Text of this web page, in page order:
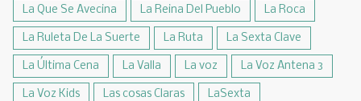
La Que Se Avecina La Reina Del Pueblo La Roca
La Ruleta De La Suerte La Ruta La Sexta Clave
La Última Cena La Valla La voz La Voz Antena 3
La Voz Kids Las cosas Claras LaSexta